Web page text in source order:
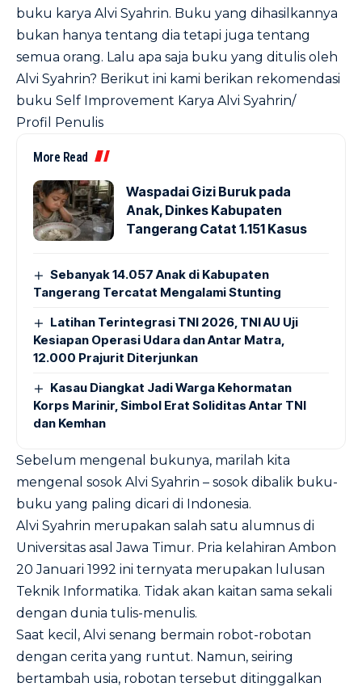
buku karya Alvi Syahrin. Buku yang dihasilkannya
bukan hanya tentang dia tetapi juga tentang
semua orang. Lalu apa saja buku yang ditulis oleh
Alvi Syahrin? Berikut ini kami berikan rekomendasi
buku Self Improvement Karya Alvi Syahrin/
Profil Penulis
More Read
Waspadai Gizi Buruk pada
Anak, Dinkes Kabupaten
Tangerang Catat 1.151 Kasus
Sebanyak 14.057 Anak di Kabupaten
Tangerang Tercatat Mengalami Stunting
Latihan Terintegrasi TNI 2026, TNI AU Uji
Kesiapan Operasi Udara dan Antar Matra,
12.000 Prajurit Diterjunkan
Kasau Diangkat Jadi Warga Kehormatan
Korps Marinir, Simbol Erat Soliditas Antar TNI
dan Kemhan
Sebelum mengenal bukunya, marilah kita
mengenal sosok Alvi Syahrin – sosok dibalik buku-
buku yang paling dicari di Indonesia.
Alvi Syahrin merupakan salah satu alumnus di
Universitas asal Jawa Timur. Pria kelahiran Ambon
20 Januari 1992 ini ternyata merupakan lulusan
Teknik Informatika. Tidak akan kaitan sama sekali
dengan dunia tulis-menulis.
Saat kecil, Alvi senang bermain robot-robotan
dengan cerita yang runtut. Namun, seiring
bertambah usia, robotan tersebut ditinggalkan